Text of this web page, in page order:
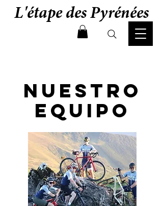
L'étape des Pyrénées
Nuestro
equipo